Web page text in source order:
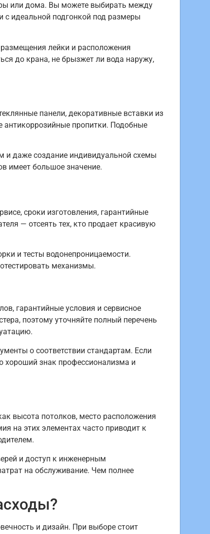
или дома. Вы можете выбирать между
идеальной подгонкой под размеры
лейки и расположения
до крана, не брызжет ли вода наружу,
панели, декоративные вставки из
пропитки. Подобные
и даже создание индивидуальной схемы
имеет большое значение.
сроки изготовления, гарантийные
— отсеять тех, кто продает красивую
и тесты водонепроницаемости.
механизмы.
гарантийные условия и сервисное
поэтому уточняйте полный перечень
о соответствии стандартам. Если
хороший знак профессионализма и
высота потолков, место расположения
на этих элементах часто приводит к
и доступ к инженерным
на обслуживание. Чем полнее
и дизайн. При выборе стоит